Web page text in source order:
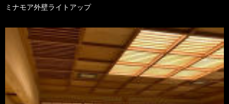
ミナモア外壁ライトアップ